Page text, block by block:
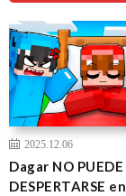
2025.12.06
Dagar NO PUEDE
DESPERTARSE en